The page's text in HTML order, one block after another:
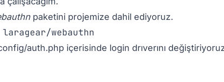
paketini projemize dahil ediyoruz.
webauthn
auth.php içerisinde login drıverını